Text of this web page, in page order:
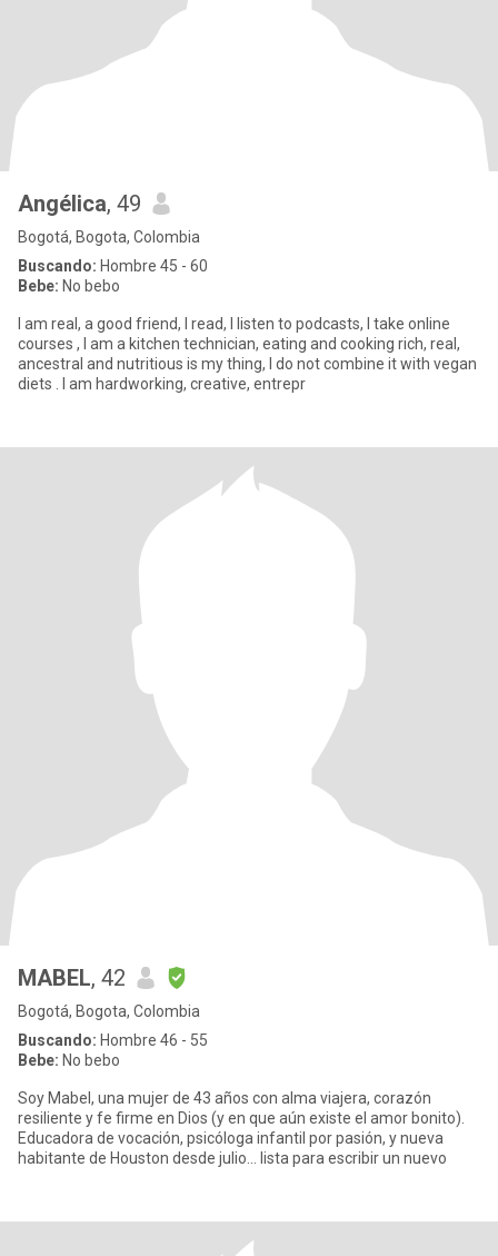
Angélica, 49
Bogotá, Bogota, Colombia
Buscando: Hombre 45 - 60
Bebe: No bebo
I am real, a good friend, I read, I listen to podcasts, I take online
courses , I am a kitchen technician, eating and cooking rich, real,
ancestral and nutritious is my thing, I do not combine it with vegan
diets . I am hardworking, creative, entrepr
MABEL, 42
Bogotá, Bogota, Colombia
Buscando: Hombre 46 - 55
Bebe: No bebo
Soy Mabel, una mujer de 43 años con alma viajera, corazón
resiliente y fe firme en Dios (y en que aún existe el amor bonito).
Educadora de vocación, psicóloga infantil por pasión, y nueva
habitante de Houston desde julio… lista para escribir un nuevo